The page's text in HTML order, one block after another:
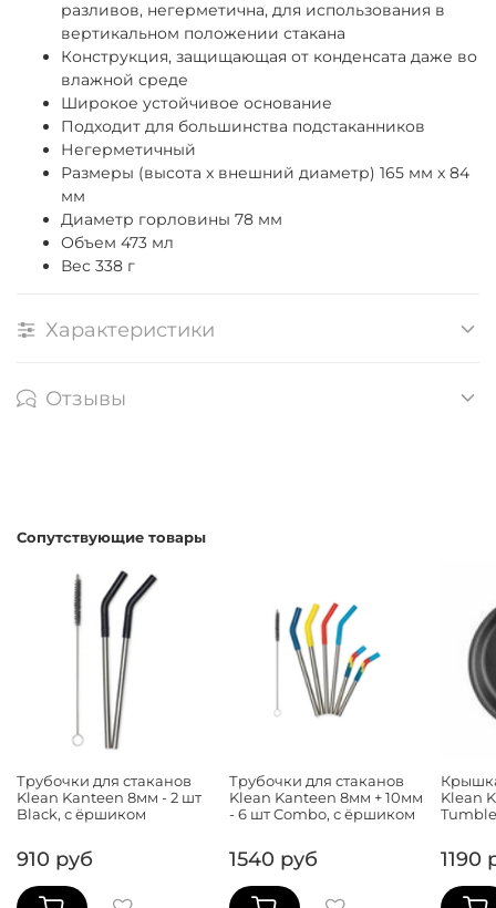
разливов, негерметична, для использования в
вертикальном положении стакана
Конструкция, защищающая от конденсата даже во
влажной среде
Широкое устойчивое основание
Подходит для большинства подстаканников
Негерметичный
Размеры (высота x внешний диаметр) 165 мм x 84
мм
Диаметр горловины 78 мм
Объем 473 мл
Вес 338 г
Характеристики
Отзывы
Сопутствующие товары
Трубочки для стаканов
Klean Kanteen 8мм - 2 шт
Black, с ёршиком
910 руб
Трубочки для стаканов
Klean Kanteen 8мм + 10мм
- 6 шт Combo, с ёршиком
1540 руб
Klean
1190